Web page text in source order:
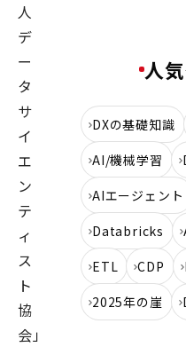
人
デ
ー
タ
サ
イ
エ
ン
テ
ィ
ス
ト
協
会」
人
DXの基礎知識
AI/機械学習
AIエージェント
Databricks
ETL
CDP
2025年の崖